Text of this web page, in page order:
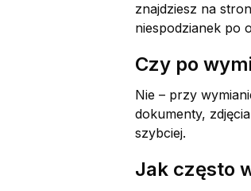
znajdziesz na
niespodzianek po
Czy po
Nie – przy
dokumenty,
szybciej.
Jak często